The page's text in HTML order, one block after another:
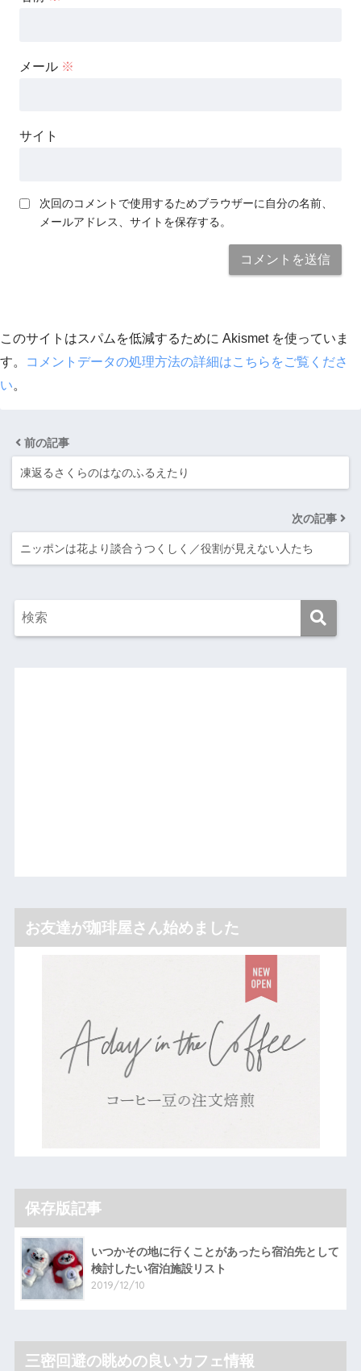
メール ※
サイト
次回のコメントで使用するためブラウザーに自分の名前、
メールアドレス、サイトを保存する。
このサイトはスパムを低減するために Akismet を使っていま
す。
コメントデータの処理方法の詳細はこちらをご覧くださ
い。
前の記事
凍返るさくらのはなのふるえたり
次の記事
ニッポンは花より談合うつくしく／役割が見えない人たち
お友達が珈琲屋さん始めました
保存版記事
いつかその地に行くことがあったら宿泊先として
検討したい宿泊施設リスト
2019/12/10
三密回避の眺めの良いカフェ情報